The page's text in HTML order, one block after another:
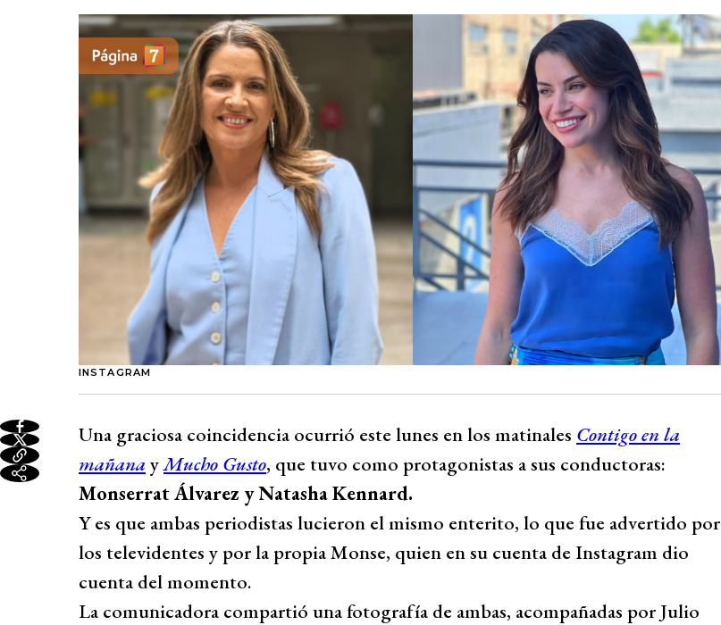
INSTAGRAM
Una graciosa coincidencia ocurrió este lunes en los matinales Contigo en la
mañana yMucho Gusto, que tuvo como protagonistas a sus conductoras:
Monserrat Álvarez y Natasha Kennard.
Y es que ambas periodistas lucieron el mismo enterito, lo que fue advertido por
los televidentes y por la propia Monse, quien en su cuenta de Instagram dio
cuenta del momento.
La comunicadora compartió una fotografía de ambas, acompañadas por Julio